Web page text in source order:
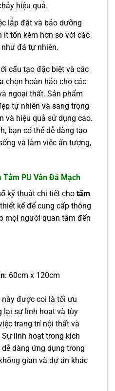
hiệu quả.
lắp đặt và bảo dưỡng
ít tốn kém hơn so với các
đá tự nhiên.
cấu tạo đặc biệt và các
chọn hoàn hảo cho các
ngoại thất. Sản phẩm
tự nhiên và sang trọng
và hiệu quả sử dụng cao.
bạn có thể dễ dàng tạo
và làm việc ấn tượng,
Tấm PU Vân Đá Mạch
kỹ thuật chi tiết cho tấm
kế để cung cấp thông
mọi người quan tâm đến
: 60cm x 120cm
này được coi là tối ưu
lại sự linh hoạt và tùy
trang trí nội thất và
linh hoạt trong kích
dàng ứng dụng trong
gian và dự án khác